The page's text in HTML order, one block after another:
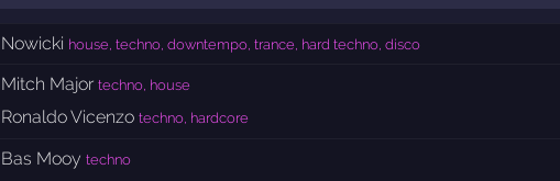
Nowicki house, techno, downtempo, trance, hard techno, disco
Mitch Major techno, house
Ronaldo Vicenzo techno, hardcore
Bas Mooy techno